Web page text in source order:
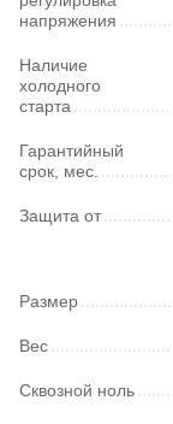
напряжения
Наличие
холодного
старта
Гарантийный
срок, мес.
Защита от
Размер
Вес
Сквозной ноль